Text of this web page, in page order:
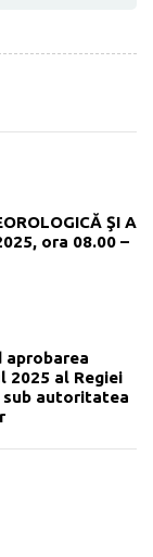
ŞI A
ora 08.00 –
aprobarea
2025 al Regiei
sub autoritatea